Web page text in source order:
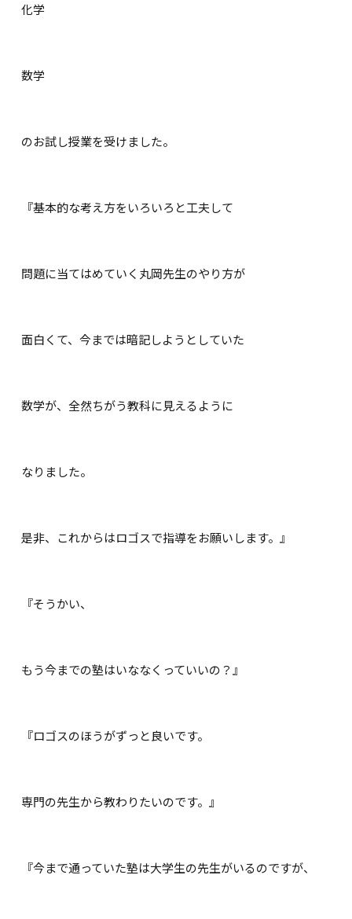
化学
数学
のお試し授業を受けました。
『基本的な考え方をいろいろと工夫して
問題に当てはめていく丸岡先生のやり方が
面白くて、今までは暗記しようとしていた
数学が、全然ちがう教科に見えるように
なりました。
是非、これからはロゴスで指導をお願いします。』
『そうかい、
もう今までの塾はいななくっていいの？』
『ロゴスのほうがずっと良いです。
専門の先生から教わりたいのです。』
『今まで通っていた塾は大学生の先生がいるのですが、